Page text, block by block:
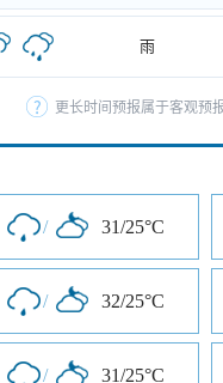
雨
更长时间预报属于客观预
/ 31/25°C
/ 32/25°C
/ 31/25°C